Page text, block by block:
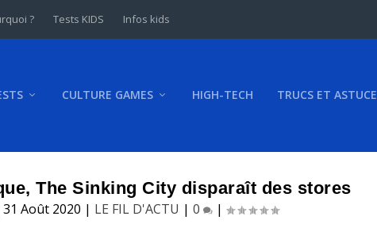
? Tests KIDS Infos kids
CULTURE GAMES HIGH-TECH TRUCS ET
The Sinking City disparaît des stores
31 Août 2020 | LE FIL D'ACTU |0 |